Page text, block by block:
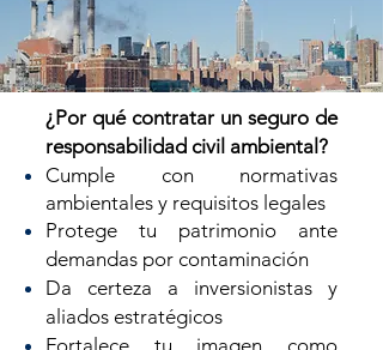
¿Por qué contratar un seguro de
responsabilidad civil ambiental?
Cumple con normativas
ambientales y requisitos legales
Protege tu patrimonio ante
demandas por contaminación
Da certeza a inversionistas y
aliados estratégicos
Fortalece tu imagen como